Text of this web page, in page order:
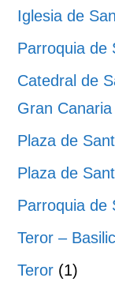
Iglesia de
Parroquia de
Catedral de
Gran Canaria
Plaza de
Plaza de
Parroquia de
Teror –
Teror (1)